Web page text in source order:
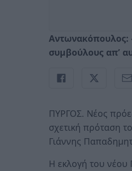
Αντωνακόπουλος:
συμβούλους απ’
ΠΥΡΓΟΣ. Νέος
σχετική πρόταση
Γιάννης
Η εκλογή του